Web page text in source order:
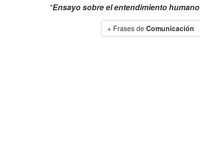
"Ensayo sobre el entendimiento humano
+ Frases de Comunicación